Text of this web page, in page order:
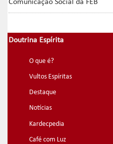
Comunicação Social da FEB
Doutrina Espírita
O que é?
Vultos Espíritas
Destaque
Notícias
Kardecpedia
Café com Luz